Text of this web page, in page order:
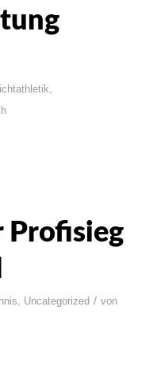
,
Profisieg
, Uncategorized / von